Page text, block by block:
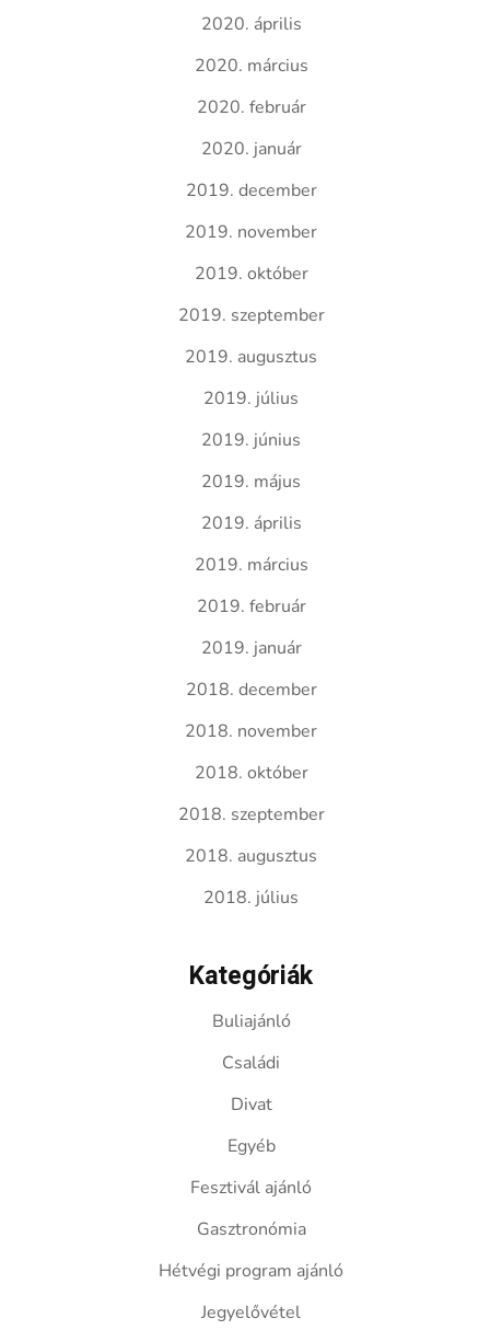
2020. április
2020. március
2020. február
2020. január
2019. december
2019. november
2019. október
2019. szeptember
2019. augusztus
2019. július
2019. június
2019. május
2019. április
2019. március
2019. február
2019. január
2018. december
2018. november
2018. október
2018. szeptember
2018. augusztus
2018. július
Kategóriák
Buliajánló
Családi
Divat
Egyéb
Fesztivál ajánló
Gasztronómia
Hétvégi program ajánló
Jegyelővétel